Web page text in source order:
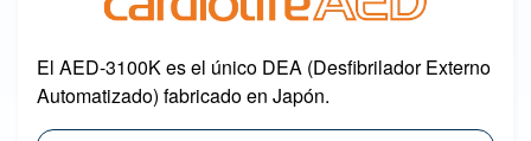
El AED-3100K es el único DEA (Desfibrilador Externo
Automatizado) fabricado en Japón.